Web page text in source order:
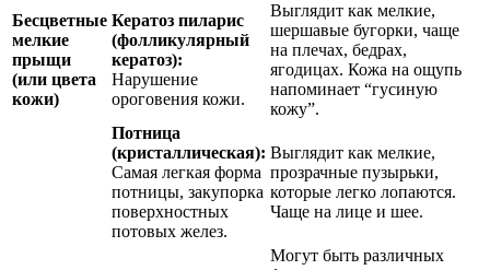
Бесцветные
мелкие
прыщи
(или цвета
кожи)
Кератоз пиларис
(фолликулярный
кератоз):
Нарушение
ороговения кожи.
Выглядит как мелкие,
шершавые бугорки, чаще
на плечах, бедрах,
ягодицах. Кожа на ощупь
напоминает “гусиную
кожу”.
Потница
(кристаллическая):
Самая легкая форма
потницы, закупорка
поверхностных
потовых желез.
Выглядит как мелкие,
прозрачные пузырьки,
которые легко лопаются.
Чаще на лице и шее.
Могут быть различных